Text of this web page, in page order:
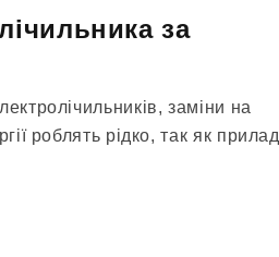
за
заміни на
роблять рідко, так як прилад